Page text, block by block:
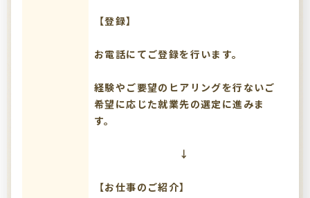
【登録】
お電話にてご登録を行います。
経験やご要望のヒアリングを行ないご
希望に応じた就業先の選定に進みま
す。
↓
【お仕事のご紹介】